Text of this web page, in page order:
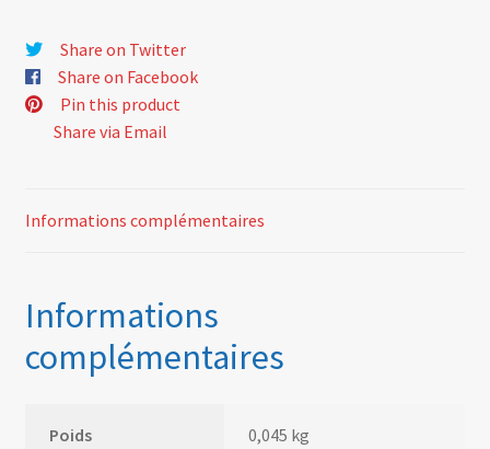
Share on Twitter
Share on Facebook
Pin this product
Share via Email
Informations complémentaires
Informations
complémentaires
Poids 0,045 kg